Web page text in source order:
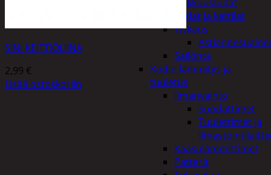
Padat ja kattilat
Tiskaus
Säilöntä
Kodin lämmitys ja
tuuletus
Ilmanvaihto
Suodattimet
Tuulettimet ja
Kaasulämmittimet
Patterit
SINI KEITTIÖLIINA
2,99 €
Lisää ostoskoriin